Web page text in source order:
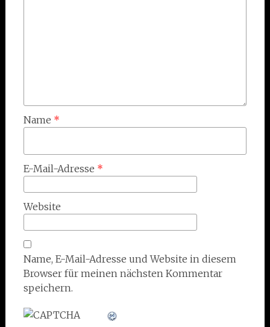
Name *
E-Mail-Adresse *
Website
Name, E-Mail-Adresse und Website in diesem
Browser für meinen nächsten Kommentar
speichern.